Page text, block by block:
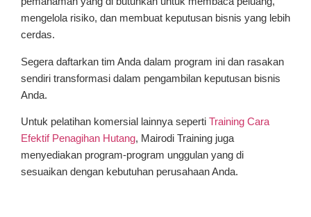
mengelola risiko, dan membuat keputusan bisnis yang lebih
cerdas.
Segera daftarkan tim Anda dalam program ini dan rasakan
sendiri transformasi dalam pengambilan keputusan bisnis
Anda.
Untuk pelatihan komersial lainnya seperti Training Cara
Efektif Penagihan Hutang, Mairodi Training juga
menyediakan program-program unggulan yang di
sesuaikan dengan kebutuhan perusahaan Anda.